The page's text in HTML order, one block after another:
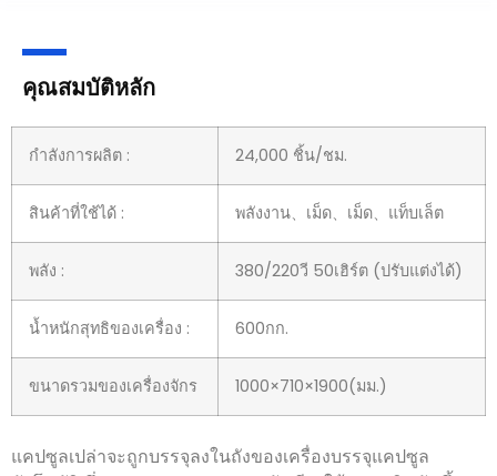
คุณสมบัติหลัก
กำลังการผลิต : 24,000 ชิ้น/ชม.
สินค้าที่ใช้ได้ : พลังงาน、เม็ด、เม็ด、แท็บเล็ต
พลัง : 380/220วี 50เฮิร์ต (ปรับแต่งได้)
น้ำหนักสุทธิของเครื่อง : 600กก.
ขนาดรวมของเครื่องจักร 1000×710×1900(มม.)
แคปซูลเปล่าจะถูกบรรจุลงในถังของเครื่องบรรจุแคปซูล